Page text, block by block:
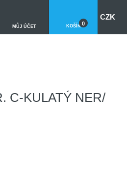
MŮJ ÚČET KOŠÍK 0
CZK
C-KULATÝ NER/